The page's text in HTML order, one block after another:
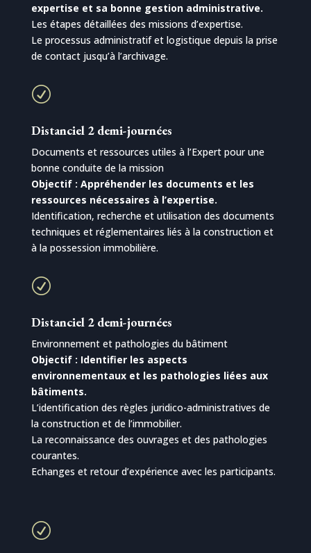
expertise et sa bonne gestion administrative.
Les étapes détaillées des missions d’expertise.
Le processus administratif et logistique depuis la prise
de contact jusqu’à l’archivage.
R
Distanciel 2 demi-journées
Documents et ressources utiles à l’Expert pour une
bonne conduite de la mission
Objectif : Appréhender les documents et les
ressources nécessaires à l’expertise.
Identification, recherche et utilisation des documents
techniques et réglementaires liés à la construction et
à la possession immobilière.
R
Distanciel 2 demi-journées
Environnement et pathologies du bâtiment
Objectif : Identifier les aspects
environnementaux et les pathologies liées aux
bâtiments.
L’identification des règles juridico-administratives de
la construction et de l’immobilier.
La reconnaissance des ouvrages et des pathologies
courantes.
Echanges et retour d’expérience avec les participants.
R